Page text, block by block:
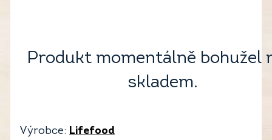
Produkt momentálně bohužel
skladem.
Výrobce: Lifefood